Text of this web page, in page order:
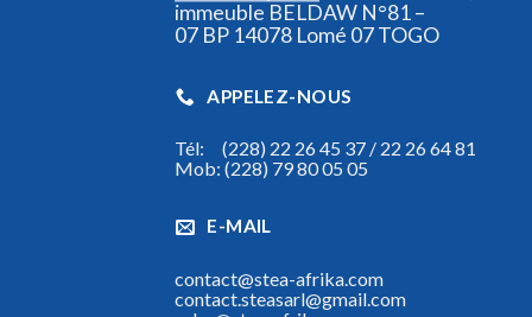
immeuble BELDAW N°81 –
07 BP 14078 Lomé 07 TOGO
APPELEZ-NOUS
Tél: (228) 22 26 45 37 / 22 26 64 81
Mob: (228) 79 80 05 05
E-MAIL
contact@stea-afrika.com
contact.steasarl@gmail.com